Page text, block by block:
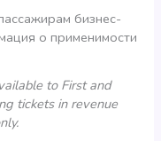
бизнес-
о применимости
to First and
tickets in revenue